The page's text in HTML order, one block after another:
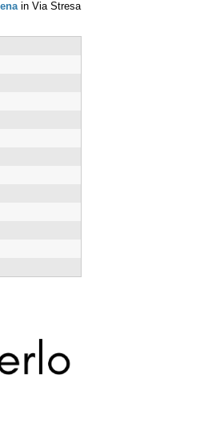
in Via Stresa